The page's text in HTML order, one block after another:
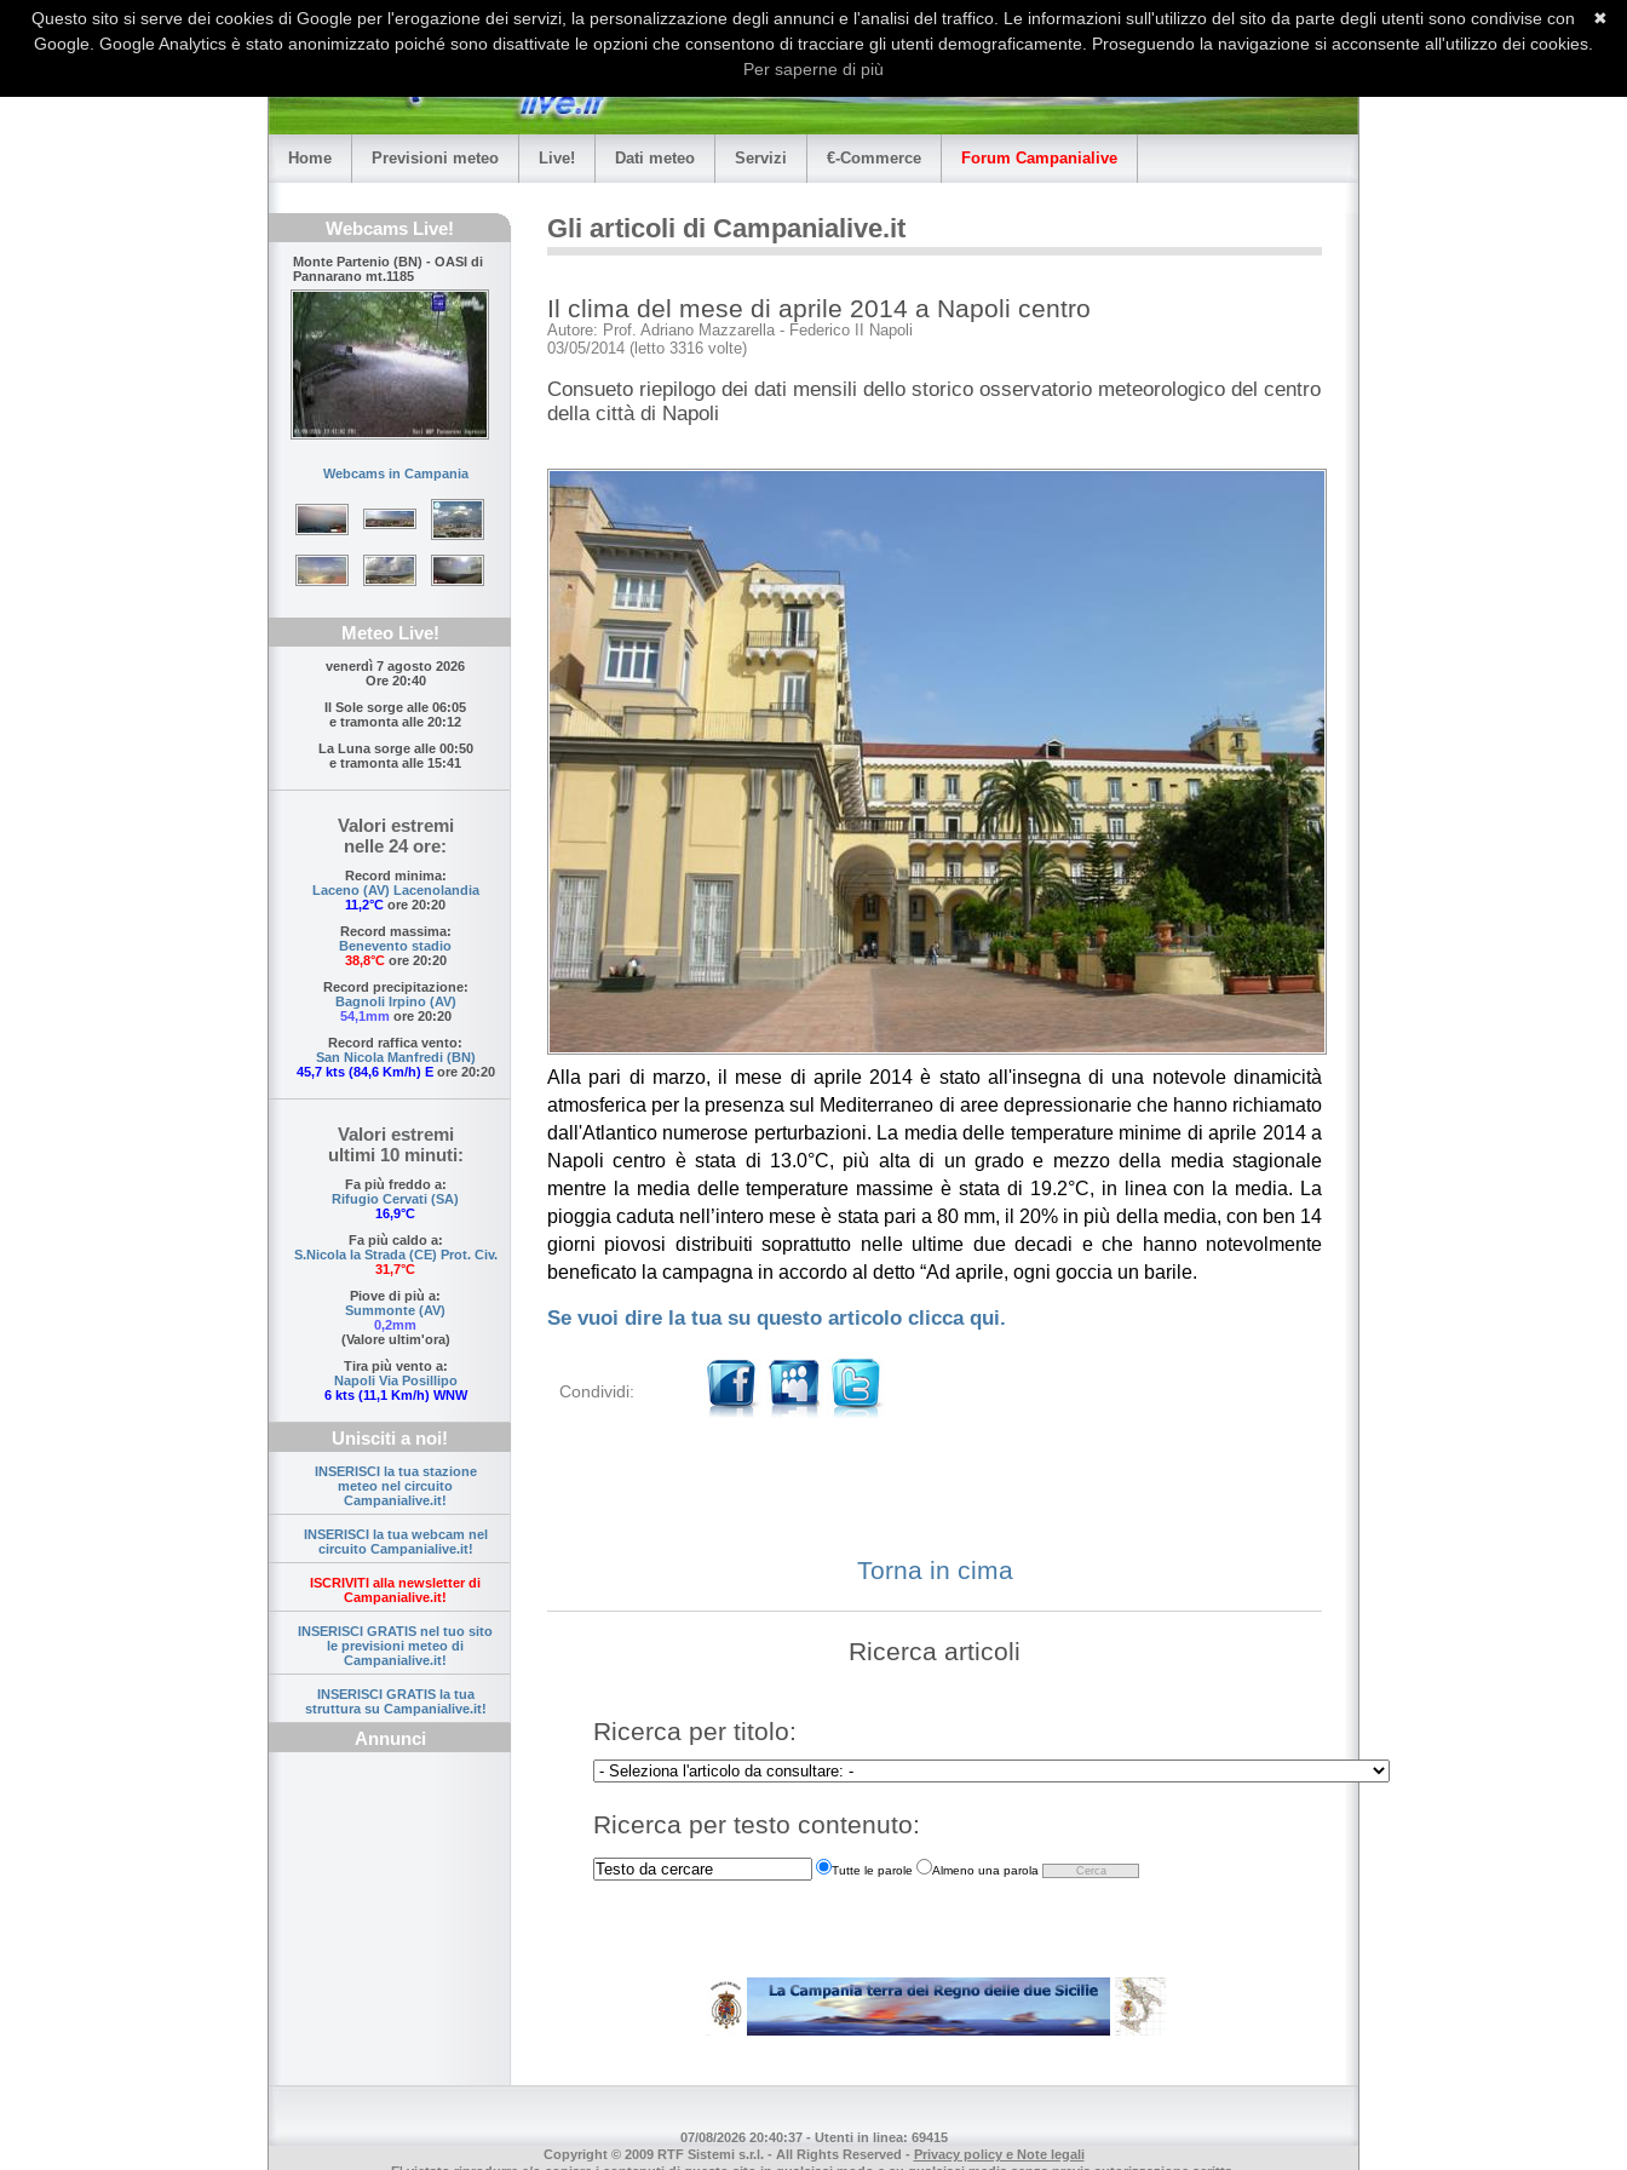
Home Previsioni meteo Live! Dati meteo Servizi €-Commerce Forum Campanialive
Webcams Live!
Monte Partenio (BN) - OASI di
Pannarano mt.1185
Webcams in Campania
Meteo Live!
venerdì 7 agosto 2026
Ore 20:40
Il Sole sorge alle 06:05
e tramonta alle 20:12
La Luna sorge alle 00:50
e tramonta alle 15:41
Valori estremi
nelle 24 ore:
Record minima:
Laceno (AV) Lacenolandia
11,2°C ore 20:20
Record massima:
Benevento stadio
38,8°Core 20:20
Record precipitazione:
Bagnoli Irpino (AV)
54,1mm ore 20:20
Record raffica vento:
San Nicola Manfredi (BN)
45,7 kts (84,6 Km/h) Eore 20:20
Valori estremi
ultimi 10 minuti:
Fa più freddo a:
Rifugio Cervati (SA)
16,9°C
Fa più caldo a:
S.Nicola la Strada (CE) Prot. Civ.
31,7°C
Piove di più a:
Summonte (AV)
0,2mm
(Valore ultim'ora)
Tira più vento a:
Napoli Via Posillipo
6 kts (11,1 Km/h) WNW
Unisciti a noi!
INSERISCI la tua stazione
meteo nel circuito
Campanialive.it!
INSERISCI la tua webcam nel
circuito Campanialive.it!
ISCRIVITI alla newsletter di
Campanialive.it!
INSERISCI GRATIS nel tuo sito
le previsioni meteo di
Campanialive.it!
INSERISCI GRATIS la tua
struttura su Campanialive.it!
Annunci
Gli articoli di Campanialive.it
Il clima del mese di aprile 2014 a Napoli centro
Autore: Prof. Adriano Mazzarella - Federico II Napoli
03/05/2014 (letto 3316 volte)
Consueto riepilogo dei dati mensili dello storico osservatorio meteorologico del centro
della città di Napoli
Alla pari di marzo, il mese di aprile 2014 è stato all'insegna di una notevole dinamicità
atmosferica per la presenza sul Mediterraneo di aree depressionarie che hanno richiamato
dall'Atlantico numerose perturbazioni. La media delle temperature minime di aprile 2014 a
Napoli centro è stata di 13.0°C, più alta di un grado e mezzo della media stagionale
mentre la media delle temperature massime è stata di 19.2°C, in linea con la media. La
pioggia caduta nell’intero mese è stata pari a 80 mm, il 20% in più della media, con ben 14
giorni piovosi distribuiti soprattutto nelle ultime due decadi e che hanno notevolmente
beneficato la campagna in accordo al detto “Ad aprile, ogni goccia un barile.
Se vuoi dire la tua su questo articolo clicca qui.
Condividi:
Torna in cima
Ricerca articoli
Ricerca per titolo:
Ricerca per testo contenuto:
Tutte le parole Almeno una parola
07/08/2026 20:40:37 - Utenti in linea: 69415
Copyright © 2009 RTF Sistemi s.r.l. - All Rights Reserved - Privacy policy e Note legali
✖
Questo sito si serve dei cookies di Google per l'erogazione dei servizi, la personalizzazione degli annunci e l'analisi del traffico. Le informazioni sull'utilizzo del sito da parte degli utenti sono condivise con
Google. Google Analytics è stato anonimizzato poiché sono disattivate le opzioni che consentono di tracciare gli utenti demograficamente. Proseguendo la navigazione si acconsente all'utilizzo dei cookies.
Per saperne di più